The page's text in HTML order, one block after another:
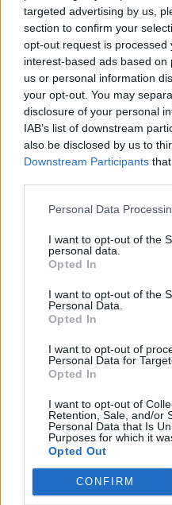
targeted advertising by us,
section to confirm your
opt-out request is processed
interest-based ads based
us or personal information
your opt-out. You may
disclosure of your personal
IAB’s list of downstream
also be disclosed by us to
Downstream Participants
Personal Data
I want to opt-out of the
personal data.
Opted In
I want to opt-out of the
Personal Data.
Opted In
I want to opt-out of
Personal Data for
Opted In
I want to opt-out of
Retention, Sale, and/or
Personal Data that Is
Purposes for which it
Opted Out
CONFIRM
Anderson
Common and
Sixth